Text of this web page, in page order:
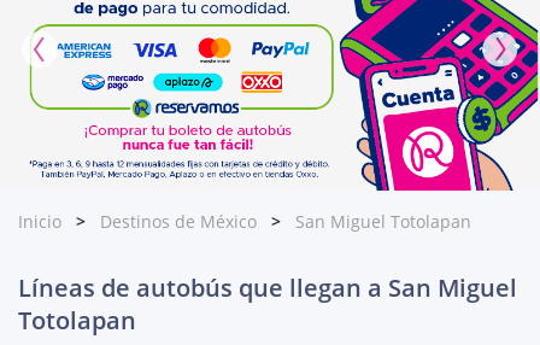
Inicio Destinos de México San Miguel Totolapan
Líneas de autobús que llegan a San Miguel
Totolapan